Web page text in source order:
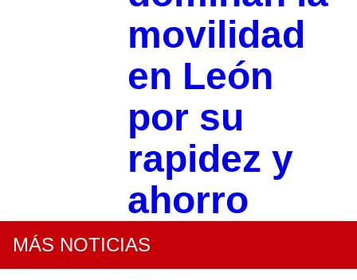
movilidad
en León
por su
rapidez y
ahorro
MÁS NOTICIAS